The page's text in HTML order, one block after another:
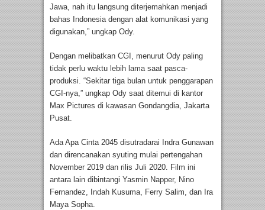
Jawa, nah itu langsung diterjemahkan menjadi
bahas Indonesia dengan alat komunikasi yang
digunakan,” ungkap Ody.
Dengan melibatkan CGI, menurut Ody paling
tidak perlu waktu lebih lama saat pasca-
produksi. “Sekitar tiga bulan untuk penggarapan
CGI-nya,” ungkap Ody saat ditemui di kantor
Max Pictures di kawasan Gondangdia, Jakarta
Pusat.
Ada Apa Cinta 2045 disutradarai Indra Gunawan
dan direncanakan syuting mulai pertengahan
November 2019 dan rilis Juli 2020. Film ini
antara lain dibintangi Yasmin Napper, Nino
Fernandez, Indah Kusuma, Ferry Salim, dan Ira
Maya Sopha.